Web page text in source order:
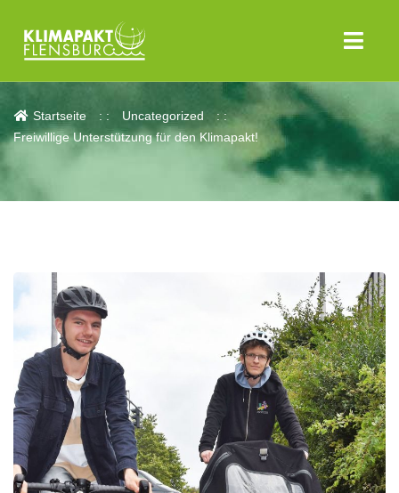
Aktuelles
Startseite
Uncategorized
Freiwillige Unterstützung für den Klimapakt!